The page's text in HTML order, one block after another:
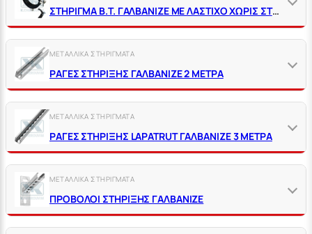
ΣΤΗΡΙΓΜΑ Β.Τ. ΓΑΛΒΑΝΙΖΕ ΜΕ ΛΑΣΤΙΧΟ ΧΩΡΙΣ ΣΤΡΙΦΩΝΙ
ΜΕΤΑΛΛΙΚΑ ΣΤΗΡΙΓΜΑΤΑ
ΡΑΓΕΣ ΣΤΗΡΙΞΗΣ ΓΑΛΒΑΝΙΖΕ 2 ΜΕΤΡΑ
ΜΕΤΑΛΛΙΚΑ ΣΤΗΡΙΓΜΑΤΑ
ΡΑΓΕΣ ΣΤΗΡΙΞΗΣ LΑΡΑΤRUΤ ΓΑΛΒΑΝΙΖΕ 3 ΜΕΤΡΑ
ΜΕΤΑΛΛΙΚΑ ΣΤΗΡΙΓΜΑΤΑ
ΠΡΟΒΟΛΟΙ ΣΤΗΡΙΞΗΣ ΓΑΛΒΑΝΙΖΕ